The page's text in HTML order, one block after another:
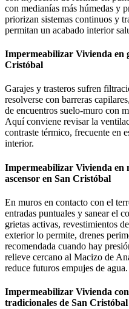
con medianías más húmedas y
priorizan sistemas continuos y
permitan un acabado interior
Impermeabilizar Vivienda en
Cristóbal
Garajes y trasteros sufren
resolverse con barreras
de encuentros suelo-muro con
Aquí conviene revisar la
contraste térmico, frecuente en
interior.
Impermeabilizar Vivienda en
ascensor en San Cristóbal
En muros en contacto con el
entradas puntuales y sanear el
grietas activas, revestimientos
exterior lo permite, drenes
recomendada cuando hay
relieve cercano al Macizo de
reduce futuros empujes de agua.
Impermeabilizar Vivienda
tradicionales de San Cristóbal